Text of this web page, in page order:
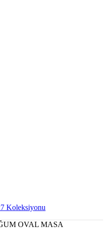
Koleksiyonu
OVAL MASA